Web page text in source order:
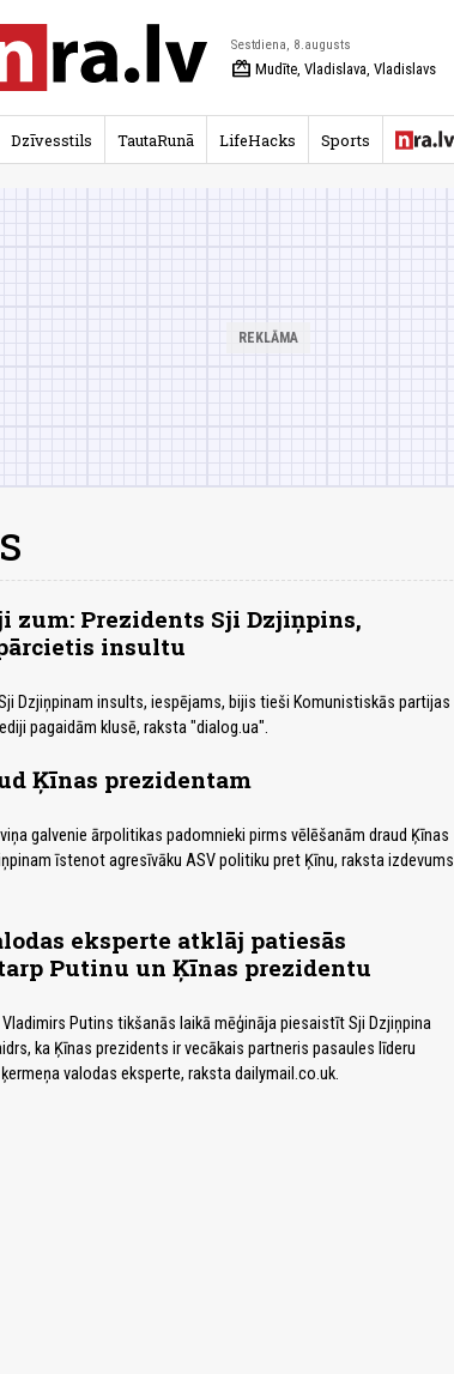
Sestdiena, 8.augusts
redeem Mudīte, Vladislava, Vladislavs
Dzīvesstils TautaRunā LifeHacks Sports
zum: Prezidents Sji Dzjiņpins,
insultu
Dzjiņpinam insults, iespējams, bijis tieši Komunistiskās partijas
pagaidām klusē, raksta "dialog.ua".
Ķīnas prezidentam
galvenie ārpolitikas padomnieki pirms vēlēšanām draud Ķīnas
īstenot agresīvāku ASV politiku pret Ķīnu, raksta izdevums
eksperte atklāj patiesās
Putinu un Ķīnas prezidentu
Putins tikšanās laikā mēģināja piesaistīt Sji Dzjiņpina
ka Ķīnas prezidents ir vecākais partneris pasaules līderu
valodas eksperte, raksta dailymail.co.uk.